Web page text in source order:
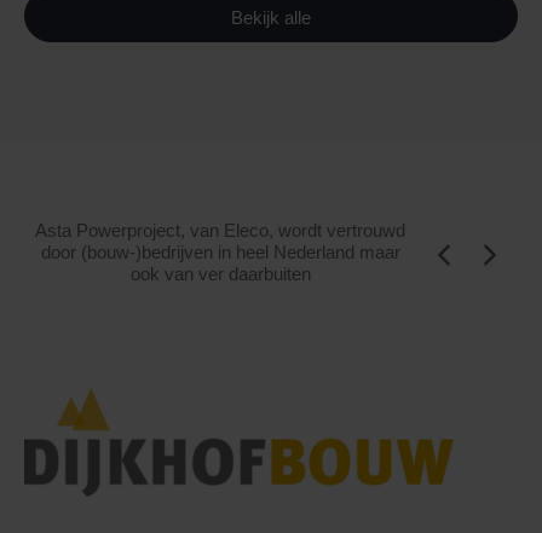
Bekijk alle
Asta Powerproject, van Eleco, wordt vertrouwd
door (bouw-)bedrijven in heel Nederland maar
ook van ver daarbuiten